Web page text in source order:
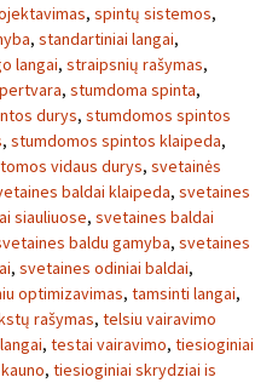
, spintų sistemos,
, standartiniai langai,
langai, straipsnių rašymas,
, stumdoma spinta,
durys, stumdomos spintos
, stumdomos spintos klaipeda,
vidaus durys, svetainės
baldai klaipeda, svetaines
siauliuose, svetaines baldai
baldu gamyba, svetaines
, svetaines odiniai baldai,
optimizavimas, tamsinti langai,
rašymas, telsiu vairavimo
, testai vairavimo, tiesioginiai
, tiesioginiai skrydziai is